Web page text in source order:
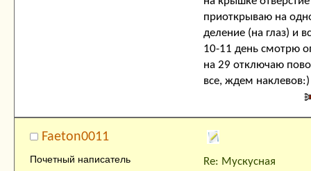
приоткрываю на
деление (на глаз) и
10-11 день смотрю
на 29 отключаю
все, ждем наклевов:)
Faeton0011
Почетный написатель
Re: Мускусная